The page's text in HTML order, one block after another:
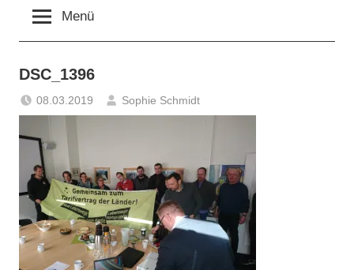
Menü
DSC_1396
08.03.2019 Sophie Schmidt